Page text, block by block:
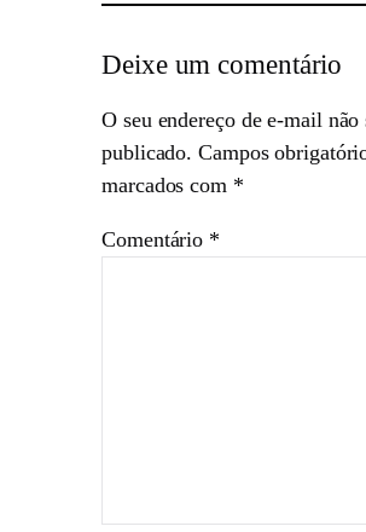
Deixe um comentário
O seu endereço de e-mail não
publicado. Campos
marcados com *
Comentário *